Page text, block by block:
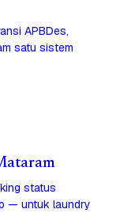
APBDes,
satu sistem
status
— untuk laundry